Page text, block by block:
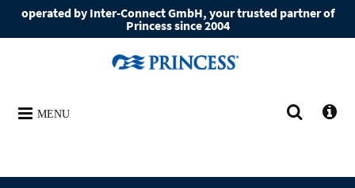
operated by Inter-Connect GmbH, your trusted partner of
Princess since 2004
MENU